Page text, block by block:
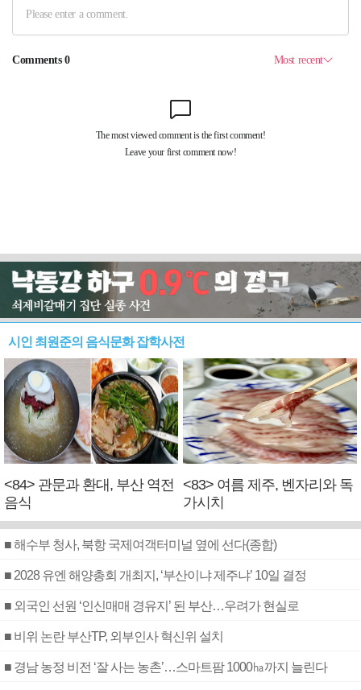
시인 최원준의 음식문화 잡학사전
<84> 관문과 환대, 부산 역전
음식
<83> 여름 제주, 벤자리와 독
가시치
■ 해수부 청사, 북항 국제여객터미널 옆에 선다(종합)
■ 2028 유엔 해양총회 개최지, ‘부산이냐 제주냐’ 10일 결정
■ 외국인 선원 ‘인신매매 경유지’ 된 부산…우려가 현실로
■ 비위 논란 부산TP, 외부인사 혁신위 설치
■ 경남 농정 비전 ‘잘 사는 농촌’…스마트팜 1000㏊까지 늘린다